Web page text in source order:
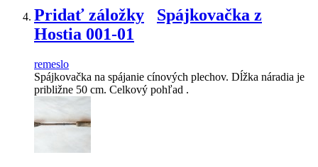
Pridať záložky
Spájkovačka z
Hostia 001-01
remeslo
Spájkovačka na spájanie cínových plechov. Dĺžka náradia je
približne 50 cm. Celkový pohľad .